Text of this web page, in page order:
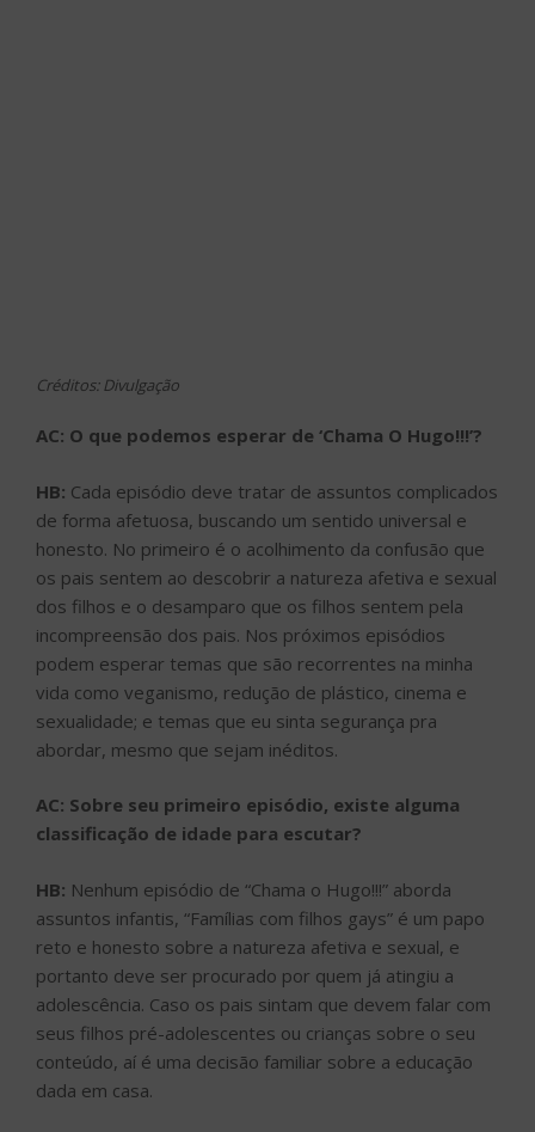
Créditos: Divulgação
AC: O que podemos esperar de ‘Chama O Hugo!!!’?
HB: Cada episódio deve tratar de assuntos complicados
de forma afetuosa, buscando um sentido universal e
honesto. No primeiro é o acolhimento da confusão que
os pais sentem ao descobrir a natureza afetiva e sexual
dos filhos e o desamparo que os filhos sentem pela
incompreensão dos pais. Nos próximos episódios
podem esperar temas que são recorrentes na minha
vida como veganismo, redução de plástico, cinema e
sexualidade; e temas que eu sinta segurança pra
abordar, mesmo que sejam inéditos.
AC: Sobre seu primeiro episódio, existe alguma
classificação de idade para escutar?
HB: Nenhum episódio de “Chama o Hugo!!!” aborda
assuntos infantis, “Famílias com filhos gays” é um papo
reto e honesto sobre a natureza afetiva e sexual, e
portanto deve ser procurado por quem já atingiu a
adolescência. Caso os pais sintam que devem falar com
seus filhos pré-adolescentes ou crianças sobre o seu
conteúdo, aí é uma decisão familiar sobre a educação
dada em casa.